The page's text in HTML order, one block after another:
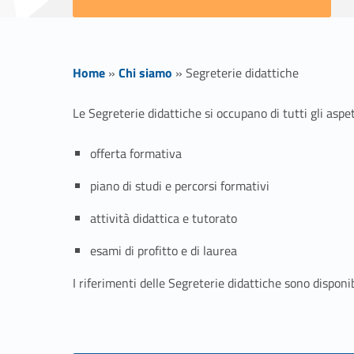
Home » Chi siamo » Segreterie didattiche
S
e
g
r
e
Le Segreterie didattiche si occupano di tutti gli
offerta formativa
piano di studi e percorsi formativi
attività didattica e tutorato
esami di profitto e di laurea
I riferimenti delle Segreterie didattiche sono